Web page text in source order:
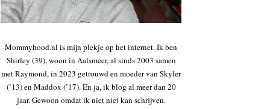
Mommyhood.nl is mijn plekje op het internet. Ik ben
Shirley (39), woon in Aalsmeer, al sinds 2003 samen
met Raymond, in 2023 getrouwd en moeder van Skyler
(’13) en Maddox (’17). En ja, ik blog al meer dan 20
jaar. Gewoon omdat ik niet níet kan schrijven.